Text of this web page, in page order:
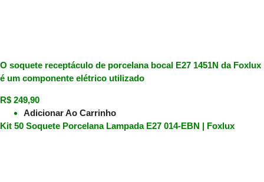
O soquete receptáculo de porcelana bocal E27 1451N da Foxlux
é um componente elétrico utilizado
R$ 249,90
Adicionar Ao Carrinho
Kit 50 Soquete Porcelana Lampada E27 014-EBN | Foxlux